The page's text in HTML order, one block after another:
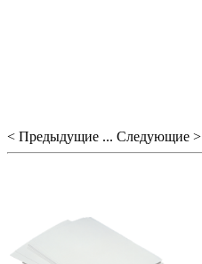
< Предыдущие ... Следующие >